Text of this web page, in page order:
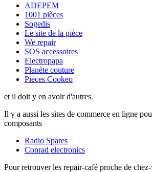
ADEPEM
1001 pièces
Sogedis
Le site de la pièce
We repair
SOS accessoires
Electropapa
Planète couture
Pièces Cookeo
et il doit y en avoir d'autres.
Il y a aussi les sites de commerce en ligne
composants
Radio Spares
Conrad electronics
Pour retrouver les repair-café proche de